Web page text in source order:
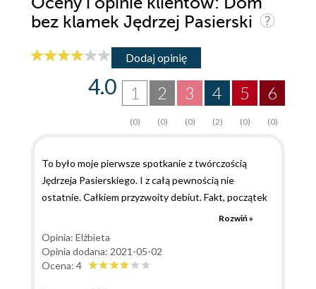
bez klamek Jędrzej Pasierski
Dodaj opinię
6
(0)
5
(0)
4
(2)
3
(0)
2
(0)
1
(0)
4.0
To było moje pierwsze spotkanie z twórczością
Jędrzeja Pasierskiego. I z całą pewnością nie
ostatnie. Całkiem przyzwoity debiut. Fakt, początek
bardzo mi się dłużył i powoli wdrażałam się w fabułę.
Ale po połowie było już coraz lepiej. Polubiłam
podkomisarz Ninę Warwiłow z całym bagażem jej
prywatnych problemów. Jako policjantka jest uparta i
Rozwiń »
Opinia: Elżbieta
Opinia dodana: 2021-05-02
Ocena: 4